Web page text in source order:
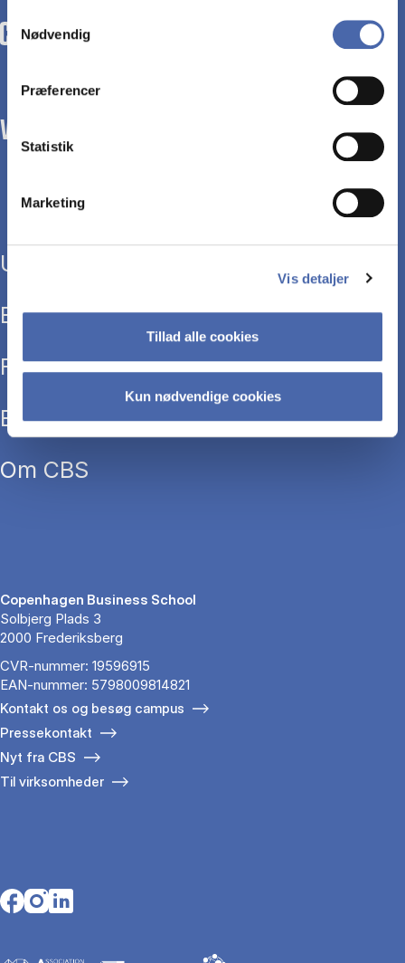
markedsføring. Du bestemmer selv - og kan altid trække
Nødvendig
Præferencer
Statistik
Marketing
Vis detaljer
Tillad alle cookies
Kun nødvendige cookies
WE TRANSFORM SOCIETY WITH BUSINESS.
Uddannelser
Efteruddannelse
Forskning
Bibliotek
Om CBS
Copenhagen Business School
Solbjerg Plads 3
2000 Frederiksberg
CVR-nummer: 19596915
EAN-nummer: 5798009814821
Kontakt os og besøg campus
Pressekontakt
Nyt fra CBS
Til virksomheder
Opens in a new tab
Opens in a new tab
Opens in a new tab